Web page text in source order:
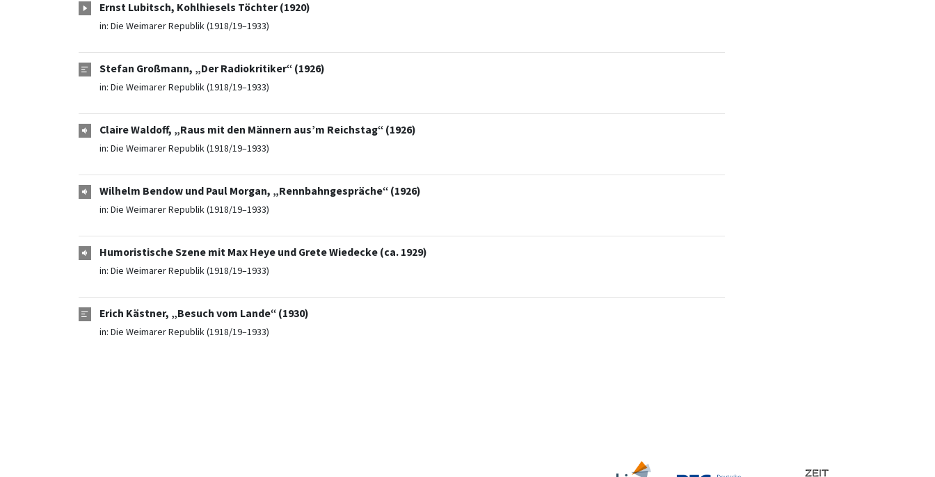
Ernst Lubitsch, Kohlhiesels Töchter (1920)
in: Die Weimarer Republik (1918/19–1933)
Stefan Großmann, „Der Radiokritiker“ (1926)
in: Die Weimarer Republik (1918/19–1933)
Claire Waldoff, „Raus mit den Männern aus’m Reichstag“ (1926)
in: Die Weimarer Republik (1918/19–1933)
Wilhelm Bendow und Paul Morgan, „Rennbahngespräche“ (1926)
in: Die Weimarer Republik (1918/19–1933)
Humoristische Szene mit Max Heye und Grete Wiedecke (ca. 1929)
in: Die Weimarer Republik (1918/19–1933)
Erich Kästner, „Besuch vom Lande“ (1930)
in: Die Weimarer Republik (1918/19–1933)